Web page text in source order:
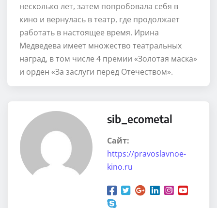
несколько лет, затем попробовала себя в
кино и вернулась в театр, где продолжает
работать в настоящее время. Ирина
Медведева имеет множество театральных
наград, в том числе 4 премии «Золотая маска»
и орден «За заслуги перед Отечеством».
sib_ecometal
Сайт:
https://pravoslavnoe-
kino.ru